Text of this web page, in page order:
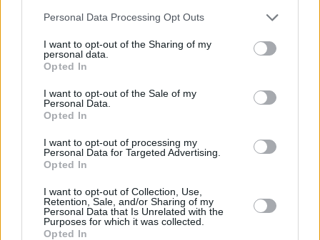
negar su consentimiento. Tenga en cuenta que algún
de su consentimiento, pero usted tiene el derecho de
rechazar tal procesamiento. Sus preferencias se aplicarán
cualquier momento entrando de nuevo en este sitio web o
visitando nuestra política de privacidad.
Personal Data Processing Opt Outs
I want to opt-out of the Sharing of my
personal data.
Opted In
I want to opt-out of the Sale of my
Personal Data.
Opted In
I want to opt-out of processing my
Personal Data for Targeted Advertising.
Opted In
I want to opt-out of Collection, Use,
Retention, Sale, and/or Sharing of my
Personal Data that Is Unrelated with the
Purposes for which it was collected.
Opted In